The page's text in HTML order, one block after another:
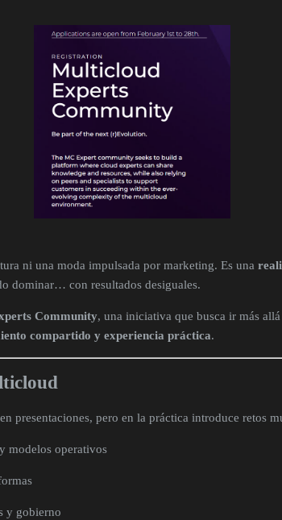
ni una moda impulsada por marketing. Es una
dominar… con resultados desiguales.
Community, una iniciativa que busca ir más
compartido y experiencia práctica.
presentaciones, pero en la práctica introduce retos
modelos operativos
y gobierno